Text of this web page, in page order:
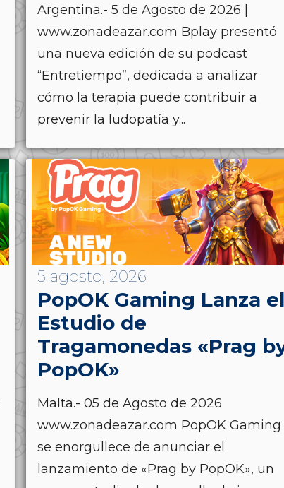
Argentina.- 5 de Agosto de 2026 |
www.zonadeazar.com Bplay presentó
una nueva edición de su podcast
“Entretiempo”, dedicada a analizar
cómo la terapia puede contribuir a
prevenir la ludopatía y...
5 agosto, 2026
PopOK Gaming Lanza el
Estudio de
Tragamonedas «Prag
PopOK»
Malta.- 05 de Agosto de 2026
www.zonadeazar.com PopOK Gaming
se enorgullece de anunciar el
lanzamiento de «Prag by PopOK», un